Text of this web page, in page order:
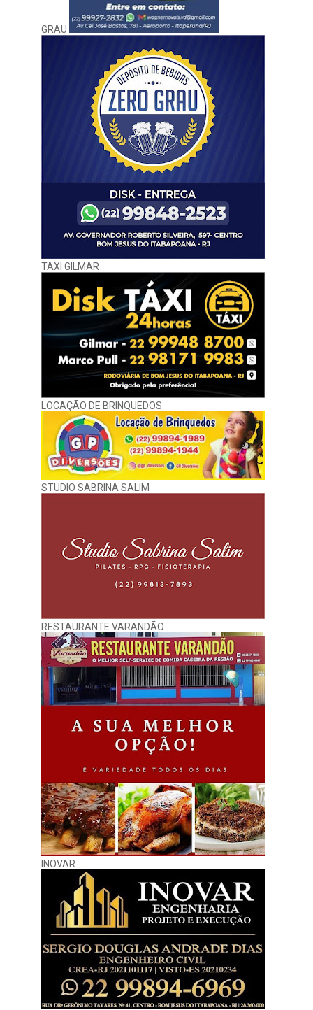
GRAU
TAXI GILMAR
LOCAÇÃO DE BRINQUEDOS
STUDIO SABRINA SALIM
RESTAURANTE VARANDÃO
INOVAR